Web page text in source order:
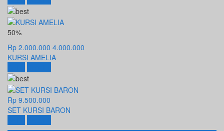
50%
Rp 2.000.000 4.000.000
KURSI AMELIA
Rp 9.500.000
SET KURSI BARON